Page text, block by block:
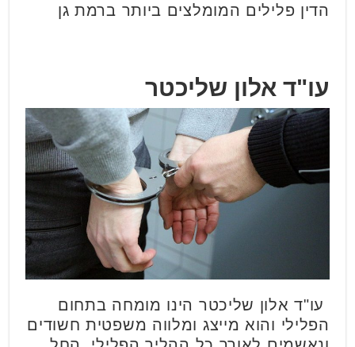
הדין פלילים המומלצים ביותר ברמת גן
עו"ד אלון שליכטר
עו"ד אלון שליכטר הינו מומחה בתחום
הפלילי והוא מייצג ומלווה משפטית חשודים